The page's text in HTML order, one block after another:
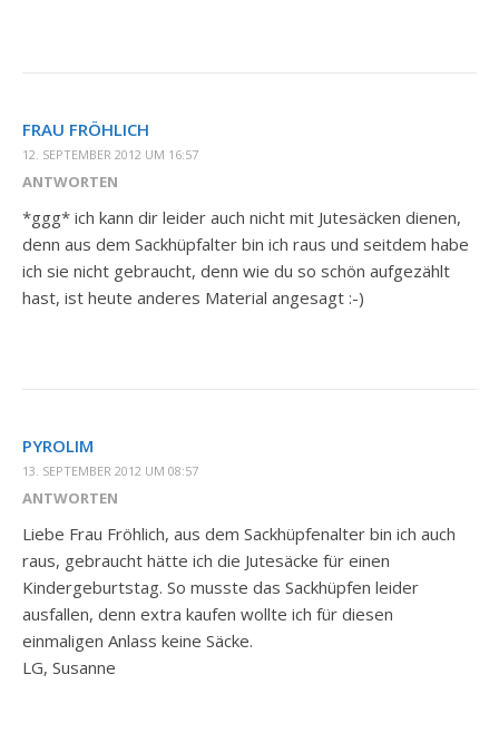
FRAU FRÖHLICH
12. SEPTEMBER 2012 UM 16:57
ANTWORTEN
*ggg* ich kann dir leider auch nicht mit Jutesäcken dienen,
denn aus dem Sackhüpfalter bin ich raus und seitdem habe
ich sie nicht gebraucht, denn wie du so schön aufgezählt
hast, ist heute anderes Material angesagt :-)
PYROLIM
13. SEPTEMBER 2012 UM 08:57
ANTWORTEN
Liebe Frau Fröhlich, aus dem Sackhüpfenalter bin ich auch
raus, gebraucht hätte ich die Jutesäcke für einen
Kindergeburtstag. So musste das Sackhüpfen leider
ausfallen, denn extra kaufen wollte ich für diesen
einmaligen Anlass keine Säcke.
LG, Susanne